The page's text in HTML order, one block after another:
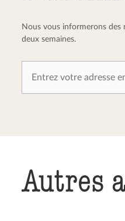
Nous vous informerons des
deux semaines.
Autres